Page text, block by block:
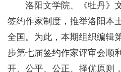
洛阳文学院、《牡丹》
签约作家制度，推举洛阳本
全国。为此，本期组织编辑
步第七届签约作家评审会顺
开、公平、公正、择优原则